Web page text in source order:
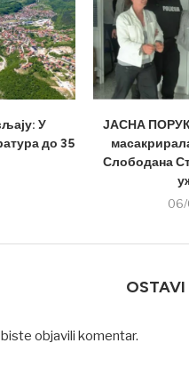
У
до 35
ЈАСНА
Слободана
OSTAVI
objavili komentar.